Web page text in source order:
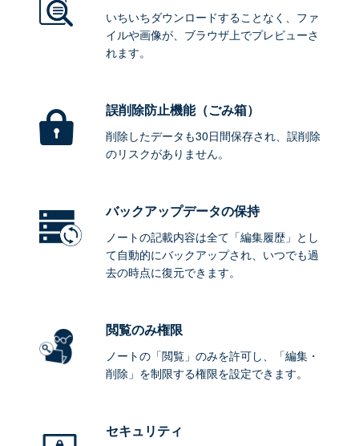
いちいちダウンロードすることなく、ファ
イルや画像が、ブラウザ上でプレビューさ
れます。
誤削除防止機能（ごみ箱）
削除したデータも30日間保存され、誤削除
のリスクがありません。
バックアップデータの保持
ノートの記載内容は全て「編集履歴」とし
て自動的にバックアップされ、いつでも過
去の時点に復元できます。
閲覧のみ権限
ノートの「閲覧」のみを許可し、「編集・
削除」を制限する権限を設定できます。
セキュリティ